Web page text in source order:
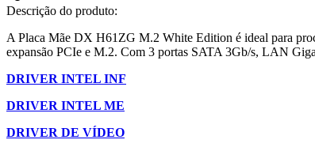
Descrição do produto:
A Placa Mãe DX H61ZG M.2 White Edition é ideal para
expansão PCIe e M.2. Com 3 portas SATA 3Gb/s, LAN
DRIVER INTEL INF
DRIVER INTEL ME
DRIVER DE VÍDEO